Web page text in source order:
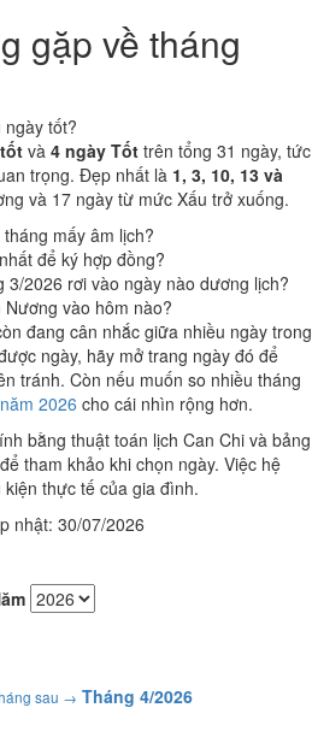
gặp về tháng
tốt?
và 4 ngày Tốt trên tổng 31 ngày, tức
trọng. Đẹp nhất là 1, 3, 10, 13 và
và 17 ngày từ mức Xấu trở xuống.
mấy âm lịch?
để ký hợp đồng?
3/2026 rơi vào ngày nào dương lịch?
vào hôm nào?
đang cân nhắc giữa nhiều ngày trong
ngày, hãy mở trang ngày đó để
tránh. Còn nếu muốn so nhiều tháng
2026 cho cái nhìn rộng hơn.
bằng thuật toán lịch Can Chi và bảng
tham khảo khi chọn ngày. Việc hệ
thực tế của gia đình.
nhật: 30/07/2026
sau → Tháng 4/2026